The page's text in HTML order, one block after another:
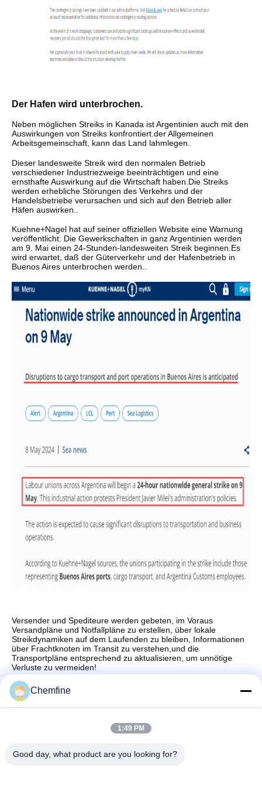
Der Hafen wird unterbrochen.
Neben möglichen Streiks in Kanada ist Argentinien auch mit den
Auswirkungen von Streiks konfrontiert.der Allgemeinen
Arbeitsgemeinschaft, kann das Land lahmlegen.
Dieser landesweite Streik wird den normalen Betrieb
verschiedener Industriezweige beeinträchtigen und eine
ernsthafte Auswirkung auf die Wirtschaft haben.Die Streiks
werden erhebliche Störungen des Verkehrs und der
Handelsbetriebe verursachen und sich auf den Betrieb aller
Häfen auswirken..
Kuehne+Nagel hat auf seiner offiziellen Website eine Warnung
veröffentlicht: Die Gewerkschaften in ganz Argentinien werden
am 9. Mai einen 24-Stunden-landesweiten Streik beginnen.Es
wird erwartet, daß der Güterverkehr und der Hafenbetrieb in
Buenos Aires unterbrochen werden..
Versender und Spediteure werden gebeten, im Voraus
Versandpläne und Notfallpläne zu erstellen, über lokale
Streikdynamiken auf dem Laufenden zu bleiben, Informationen
über Frachtknoten im Transit zu verstehen,und die
Transportpläne entsprechend zu aktualisieren, um unnötige
Verluste zu vermeiden!
Schnelle Kontaktaufnahme
Adresse
Chemfine
1:49 PM
Good day, what product are you looking for?